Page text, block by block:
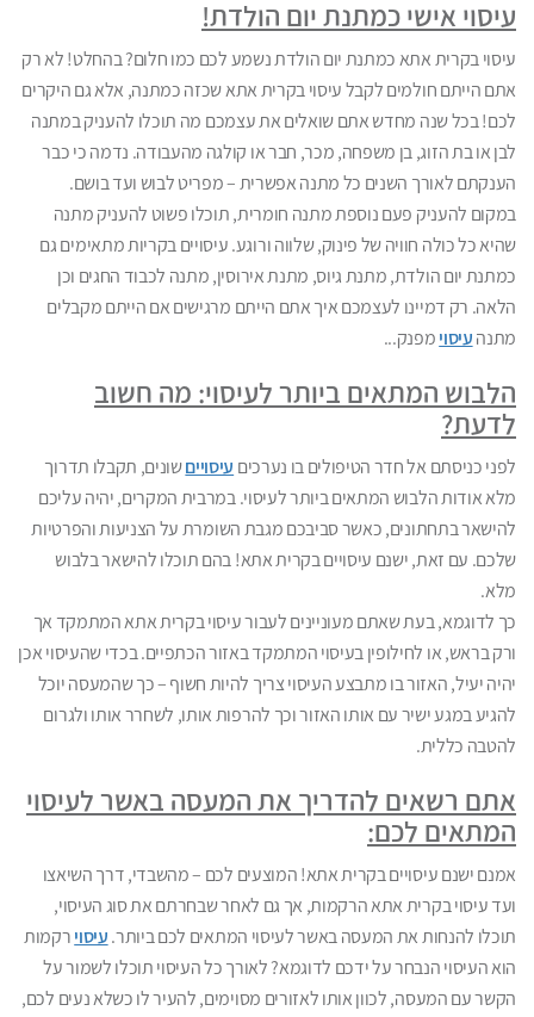
עיסוי אישי כמתנת יום הולדת!
עיסוי בקרית אתא כמתנת יום הולדת נשמע לכם כמו חלום? בהחלט! לא רק
אתם הייתם חולמים לקבל עיסוי בקרית אתא שכזה כמתנה, אלא גם היקרים
לכם! בכל שנה מחדש אתם שואלים את עצמכם מה תוכלו להעניק במתנה
לבן או בת הזוג, בן משפחה, מכר, חבר או קולגה מהעבודה. נדמה כי כבר
הענקתם לאורך השנים כל מתנה אפשרית – מפריט לבוש ועד בושם.
במקום להעניק פעם נוספת מתנה חומרית, תוכלו פשוט להעניק מתנה
שהיא כל כולה חוויה של פינוק, שלווה ורוגע. עיסויים בקריות מתאימים גם
כמתנת יום הולדת, מתנת גיוס, מתנת אירוסין, מתנה לכבוד החגים וכן
הלאה. רק דמיינו לעצמכם איך אתם הייתם מרגישים אם הייתם מקבלים
מתנה עיסוי מפנק...
הלבוש המתאים ביותר לעיסוי: מה חשוב
לדעת?
לפני כניסתם אל חדר הטיפולים בו נערכים עיסוייםשונים, תקבלו תדרוך
מלא אודות הלבוש המתאים ביותר לעיסוי. במרבית המקרים, יהיה עליכם
להישאר בתחתונים, כאשר סביבכם מגבת השומרת על הצניעות והפרטיות
שלכם. עם זאת, ישנם עיסויים בקרית אתא! בהם תוכלו להישאר בלבוש
מלא.
כך לדוגמא, בעת שאתם מעוניינים לעבור עיסוי בקרית אתא המתמקד אך
ורק בראש, או לחילופין בעיסוי המתמקד באזור הכתפיים. בכדי שהעיסוי אכן
יהיה יעיל, האזור בו מתבצע העיסוי צריך להיות חשוף – כך שהמעסה יוכל
להגיע במגע ישיר עם אותו האזור וכך להרפות אותו, לשחרר אותו ולגרום
להטבה כללית.
אתם רשאים להדריך את המעסה באשר לעיסוי
המתאים לכם:
אמנם ישנם עיסויים בקרית אתא! המוצעים לכם – מהשבדי, דרך השיאצו
ועד עיסוי בקרית אתא הרקמות, אך גם לאחר שבחרתם את סוג העיסוי,
תוכלו להנחות את המעסה באשר לעיסוי המתאים לכם ביותר. עיסוי רקמות
הוא העיסוי הנבחר על ידכם לדוגמא? לאורך כל העיסוי תוכלו לשמור על
הקשר עם המעסה, לכוון אותו לאזורים מסוימים, להעיר לו כשלא נעים לכם,